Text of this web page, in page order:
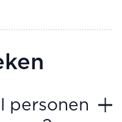
personen